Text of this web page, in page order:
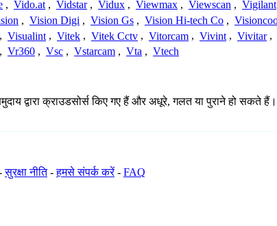
, Vido.at , Vidstar , Vidux , Viewmax , Viewscan , Vigilant
, Vision Digi , Vision Gs , Vision Hi-tech Co ,
, Visualint , Vitek , Vitek Cctv , Vitorcam , Vivint , Vivitar ,
, Vr360 , Vsc , Vstarcam , Vta , Vtech
द्वारा क्राउडसोर्स किए गए हैं और अधूरे, गलत या पुराने हो सकते
सुरक्षा नीति-हमसे संपर्क करें- FAQ